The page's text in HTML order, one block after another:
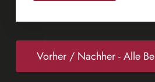
Vorher / Nachher - Alle